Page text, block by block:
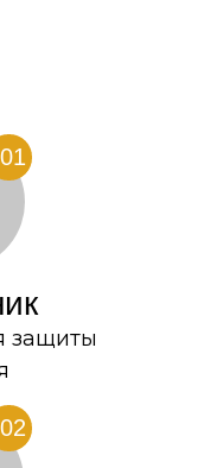
защиты
01
02